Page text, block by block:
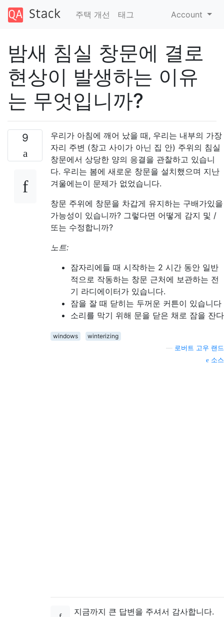
주택 개선 태그 Account
밤새 침실 창문에 결로
현상이 발생하는 이유
는 무엇입니까?
9
우리가 아침에 깨어 났을 때, 우리는 내부의 가장
자리 주변 (창고 사이가 아닌 집 안) 주위의 침실
창문에서 상당한 양의 응결을 관찰하고 있습니
다. 우리는 봄에 새로운 창문을 설치했으며 지난
겨울에는이 문제가 없었습니다.
창문 주위에 창문을 차갑게 유지하는 구배가있을
가능성이 있습니까? 그렇다면 어떻게 감지 및 /
또는 수정합니까?
노트:
잠자리에들 때 시작하는 2 시간 동안 일반
적으로 작동하는 창문 근처에 보관하는 전
기 라디에이터가 있습니다.
잠을 잘 때 닫히는 두꺼운 커튼이 있습니다
소리를 막기 위해 문을 닫은 채로 잠을 잔다
windows
winterizing
로버트 고우 랜드
소스
지금까지 큰 답변을 주셔서 감사합니다.